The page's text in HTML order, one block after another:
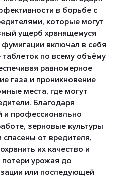
в борьбе с
которые могут
ущерб хранящемуся
фумигации включал в себя
таблеток по всему объёму
равномерное
газа и проникновение
места, где могут
Благодаря
и профессионально
зерновые культуры
спасены от вредителя,
их качество и
потери урожая до
или последующей